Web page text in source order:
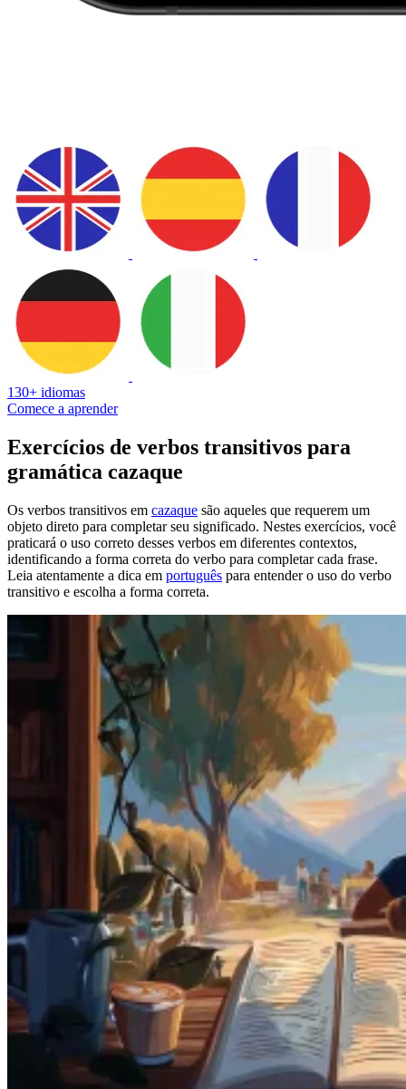
130+ idiomas
Comece a aprender
Exercícios de verbos transitivos para
gramática cazaque
Os verbos transitivos em cazaque são aqueles que requerem um
objeto direto para completar seu significado. Nestes exercícios, você
praticará o uso correto desses verbos em diferentes contextos,
identificando a forma correta do verbo para completar cada frase.
Leia atentamente a dica em português para entender o uso do verbo
transitivo e escolha a forma correta.